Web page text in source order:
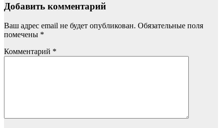
Добавить комментарий
Ваш адрес email не будет опубликован. Обязательные поля
помечены *
Комментарий *